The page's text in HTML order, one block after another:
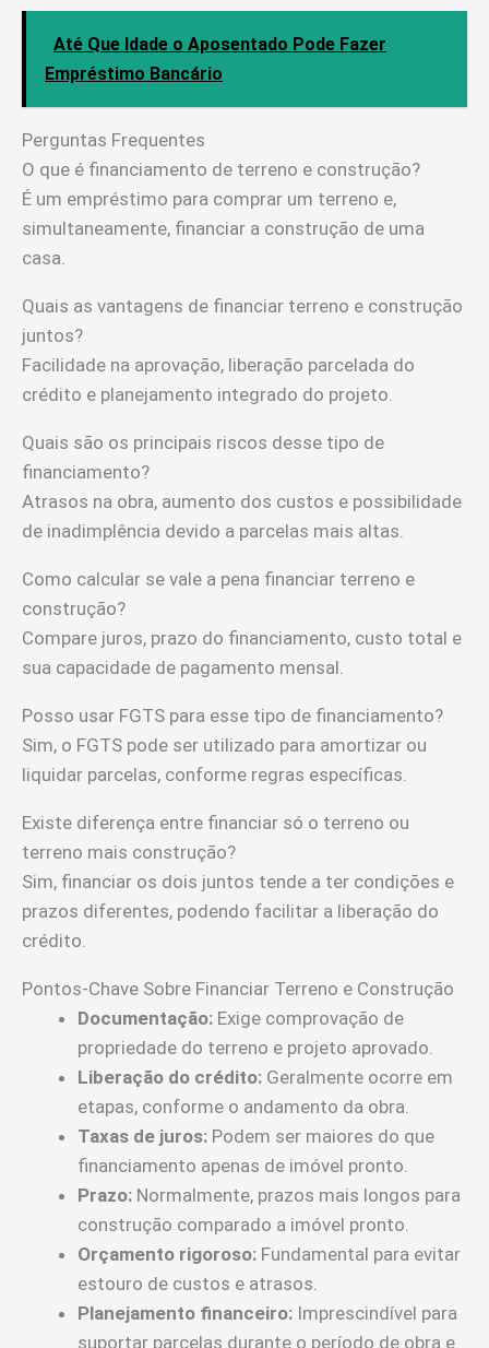
Até Que Idade o Aposentado Pode Fazer
Empréstimo Bancário
Perguntas Frequentes
O que é financiamento de terreno e construção?
É um empréstimo para comprar um terreno e,
simultaneamente, financiar a construção de uma
casa.
Quais as vantagens de financiar terreno e construção
juntos?
Facilidade na aprovação, liberação parcelada do
crédito e planejamento integrado do projeto.
Quais são os principais riscos desse tipo de
financiamento?
Atrasos na obra, aumento dos custos e possibilidade
de inadimplência devido a parcelas mais altas.
Como calcular se vale a pena financiar terreno e
construção?
Compare juros, prazo do financiamento, custo total e
sua capacidade de pagamento mensal.
Posso usar FGTS para esse tipo de financiamento?
Sim, o FGTS pode ser utilizado para amortizar ou
liquidar parcelas, conforme regras específicas.
Existe diferença entre financiar só o terreno ou
terreno mais construção?
Sim, financiar os dois juntos tende a ter condições e
prazos diferentes, podendo facilitar a liberação do
crédito.
Pontos-Chave Sobre Financiar Terreno e Construção
Documentação: Exige comprovação de
propriedade do terreno e projeto aprovado.
Liberação do crédito: Geralmente ocorre em
etapas, conforme o andamento da obra.
Taxas de juros: Podem ser maiores do que
financiamento apenas de imóvel pronto.
Prazo: Normalmente, prazos mais longos para
construção comparado a imóvel pronto.
Orçamento rigoroso: Fundamental para evitar
estouro de custos e atrasos.
Planejamento financeiro: Imprescindível para
suportar parcelas durante o período de obra e